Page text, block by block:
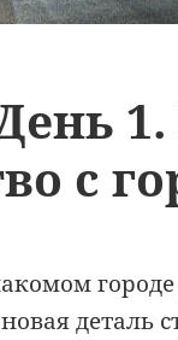
с
деталь